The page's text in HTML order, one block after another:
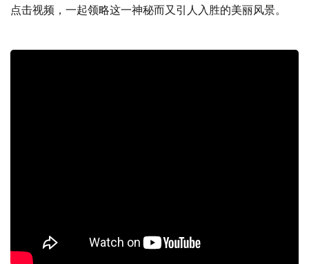
点击视频，一起领略这一神秘而又引人入胜的美丽风景。